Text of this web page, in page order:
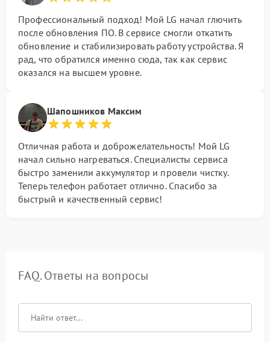
Профессиональный подход! Мой LG начал глючить
после обновления ПО. В сервисе смогли откатить
обновление и стабилизировать работу устройства. Я
рад, что обратился именно сюда, так как сервис
оказался на высшем уровне.
Шапошников Максим
Отличная работа и доброжелательность! Мой LG
начал сильно нагреваться. Специалисты сервиса
быстро заменили аккумулятор и провели чистку.
Теперь телефон работает отлично. Спасибо за
быстрый и качественный сервис!
FAQ. Ответы на вопросы